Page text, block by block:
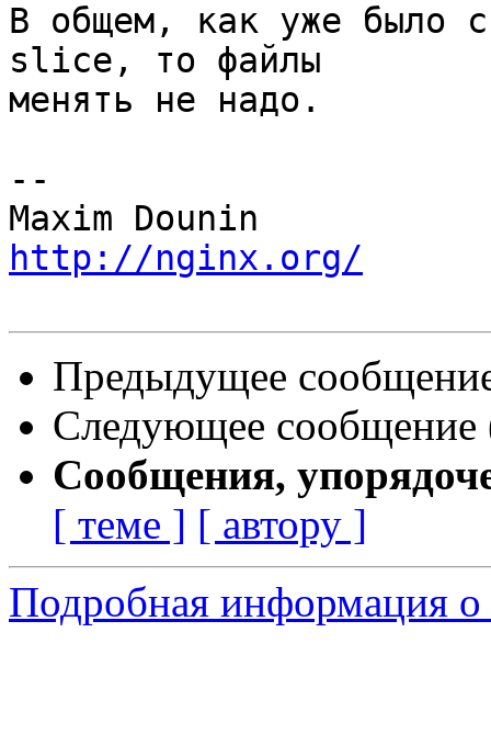
В общем, как уже было
slice, то файлы
менять не надо.
--
http://nginx.org/
Предыдущее
Следующее сообщение
Сообщения,
[ теме ] [ автору ]
Подробная информация